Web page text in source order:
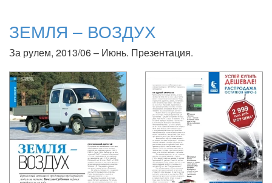
ЗЕМЛЯ – ВОЗДУХ
За рулем, 2013/06 – Июнь. Презентация.